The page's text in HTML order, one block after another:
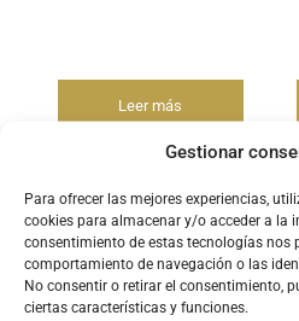
Gestionar
Para ofrecer las mejores experiencias,
cookies para almacenar y/o acceder a la
consentimiento de estas tecnologías nos
comportamiento de navegación o las
No consentir o retirar el consentimiento,
ciertas características y funciones.
Leer más